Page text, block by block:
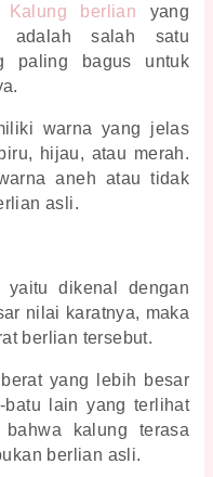
Kalung berlian
yang
adalah salah satu
paling bagus untuk
warna yang jelas
hijau, atau merah.
aneh atau tidak
asli.
yaitu dikenal dengan
nilai karatnya, maka
berlian tersebut.
yang lebih besar
batu lain yang terlihat
kalung terasa
berlian asli.